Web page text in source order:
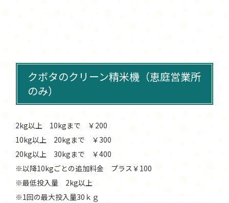
クボタのクリーン精米機（恵庭営業所
のみ）
2kg以上 10kgまで ￥200
10kg以上 20kgまで ￥300
20kg以上 30kgまで ￥400
※以降10kgごとの追加料金 プラス￥100
※最低投入量 2kg以上
※1回の最大投入量30ｋｇ